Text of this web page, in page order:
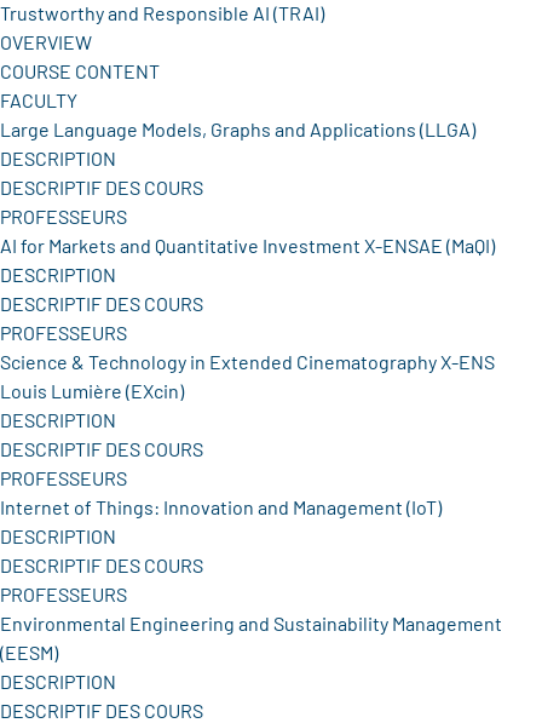
Trustworthy and Responsible AI (TRAI)
OVERVIEW
COURSE CONTENT
FACULTY
Large Language Models, Graphs and Applications (LLGA)
DESCRIPTION
DESCRIPTIF DES COURS
PROFESSEURS
AI for Markets and Quantitative Investment X-ENSAE (MaQI)
DESCRIPTION
DESCRIPTIF DES COURS
PROFESSEURS
Science & Technology in Extended Cinematography X-ENS
Louis Lumière (EXcin)
DESCRIPTION
DESCRIPTIF DES COURS
PROFESSEURS
Internet of Things: Innovation and Management (IoT)
DESCRIPTION
DESCRIPTIF DES COURS
PROFESSEURS
Environmental Engineering and Sustainability Management
(EESM)
DESCRIPTION
DESCRIPTIF DES COURS